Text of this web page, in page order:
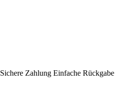
Sichere Zahlung Einfache Rückgabe